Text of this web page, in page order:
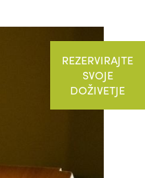
REZERVIRAJTE
SVOJE
DOŽIVETJE